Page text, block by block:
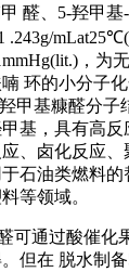
醛、5‑羟甲
.243g/
，为
环的小分子
甲基糠醛分子
基，具有高反
、卤化反应
石油类燃料
等领域。
可通过酸催
但在 脱水制